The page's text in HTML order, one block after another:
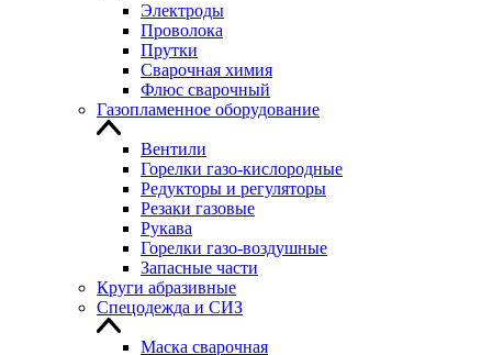
Электроды
Проволока
Прутки
Сварочная химия
Флюс сварочный
Газопламенное оборудование
Вентили
Горелки газо-кислородные
Редукторы и регуляторы
Резаки газовые
Рукава
Горелки газо-воздушные
Запасные части
Круги абразивные
Спецодежда и СИЗ
Маска сварочная